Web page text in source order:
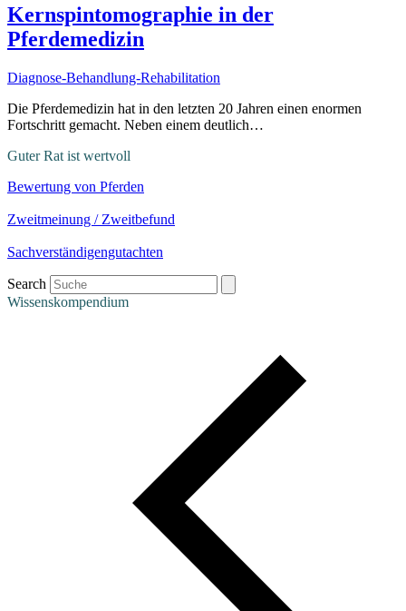
Kernspintomographie in der
Pferdemedizin
Diagnose-Behandlung-Rehabilitation
Die Pferdemedizin hat in den letzten 20 Jahren einen enormen
Fortschritt gemacht. Neben einem deutlich…
Guter Rat ist wertvoll
Bewertung von Pferden
Zweitmeinung / Zweitbefund
Sachverständigengutachten
Search
Wissenskompendium